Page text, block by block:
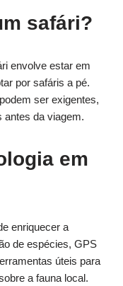
safári?
envolve estar em
por safáris a pé.
ser exigentes,
antes da viagem.
em
enriquecer a
de espécies, GPS
úteis para
a fauna local.